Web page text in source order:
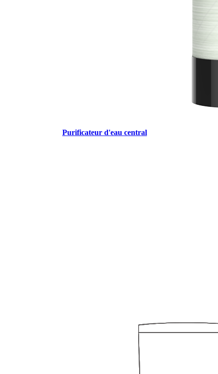
Purificateur d'eau central